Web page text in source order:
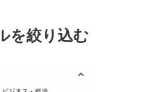
を絞り込む